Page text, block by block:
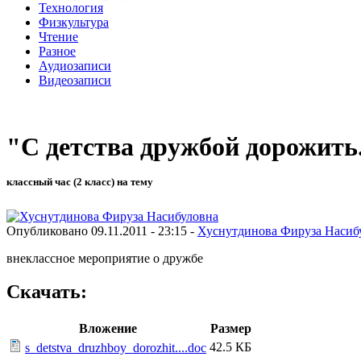
Технология
Физкультура
Чтение
Разное
Аудиозаписи
Видеозаписи
"С детства дружбой
классный час (2 класс) на тему
Опубликовано 09.11.2011 - 23:15 - Хуснутдинова Фируза
внеклассное мероприятие о дружбе
Скачать:
Вложение
Размер
s_detstva_druzhboy_dorozhit....doc 42.5 КБ